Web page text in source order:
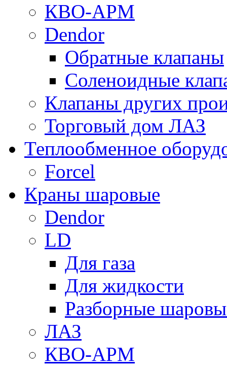
КВО-АРМ
Dendor
Обратные клапаны
Соленоидные
Клапаны других
Торговый дом ЛАЗ
Теплообменное
Forcel
Краны шаровые
Dendor
LD
Для газа
Для жидкости
Разборные
ЛАЗ
КВО-АРМ